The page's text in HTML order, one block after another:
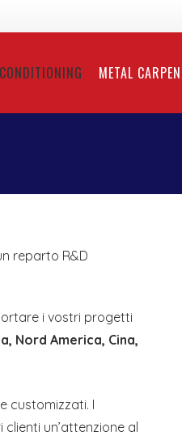
METAL
reparto R&D
i vostri progetti
Nord America, Cina,
customizzati. I
un’attenzione al